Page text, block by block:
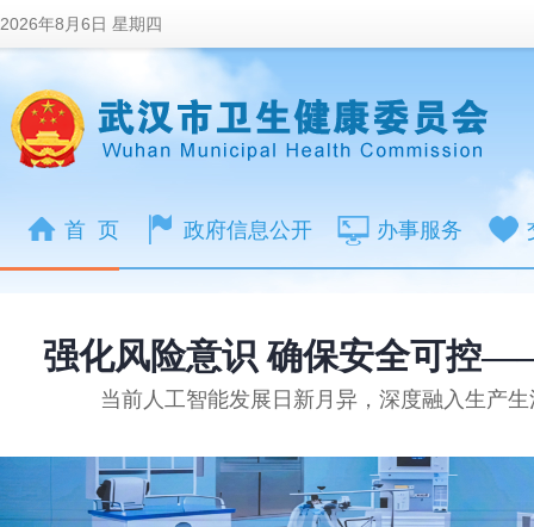
2026年8月6日 星期四
首 页 政府信息公开 办事服务
强化风险意识 确保安全可控
当前人工智能发展日新月异，深度融入生产